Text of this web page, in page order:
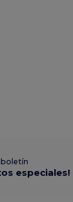
especiales!